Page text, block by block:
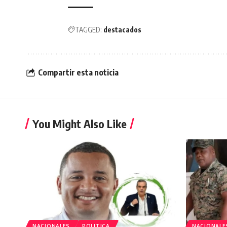
TAGGED: destacados
Compartir esta noticia
You Might Also Like